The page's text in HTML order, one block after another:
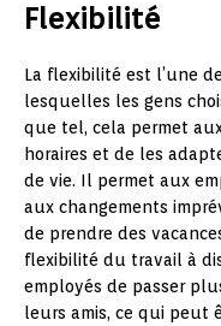
Flexibilité
La flexibilité est l’une
lesquelles les gens
que tel, cela permet
horaires et de les
de vie. Il permet aux
aux changements
de prendre des
flexibilité du travail à
employés de passer
leurs amis, ce qui